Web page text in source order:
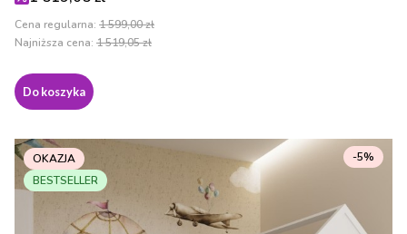
Cena regularna: 1 599,00 zł
Najniższa cena: 1 519,05 zł
Do koszyka
OKAZJA
BESTSELLER
-5%